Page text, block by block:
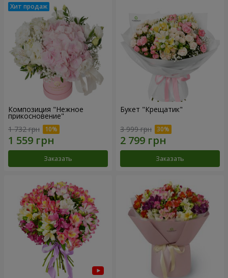
Композиция "Нежное
прикосновение"
1 732 грн
Заказать
Букет "Крещатик"
3 999 грн
Заказать